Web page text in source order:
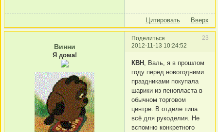
Цитировать Вверх
Поделиться
23
2012-11-13 10:24:52
Винни
Я дома!
КВН , Валь, я в прошлом
году перед новогодними
праздниками покупала
шарики из пенопласта в
обычном торговом
центре. В отделе типа
всё для рукоделия. Не
вспомню конкретного